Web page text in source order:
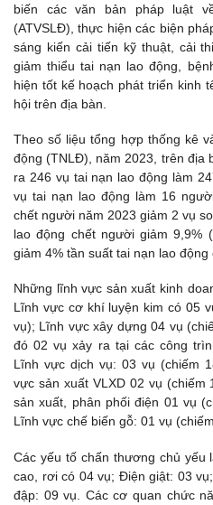
biến các văn bản pháp luật
(ATVSLĐ), thực hiện các biện
sáng kiến cải tiến kỹ thuật, cải
giảm thiểu tai nạn lao động,
hiện tốt kế hoạch phát triển kinh
hội trên địa bàn.
Theo số liệu tổng hợp thống kê
động (TNLĐ), năm 2023, trên địa
ra 246 vụ tai nạn lao động làm
vụ tai nạn lao động làm 16
chết người năm 2023 giảm 2 vụ
lao động chết người giảm 9,9%
giảm 4% tần suất tai nạn lao động
Những lĩnh vực sản xuất kinh
Lĩnh vực cơ khí luyện kim có 05
vụ); Lĩnh vực xây dựng 04 vụ
đó 02 vụ xảy ra tại các công
Lĩnh vực dịch vụ: 03 vụ (chiếm
vực sản xuất VLXD 02 vụ
sản xuất, phân phối điện 01 vụ
Lĩnh vực chế biến gỗ: 01 vụ
Các yếu tố chấn thương chủ yếu
cao, rơi có 04 vụ; Điện giật: 03
đập: 09 vụ. Các cơ quan chức